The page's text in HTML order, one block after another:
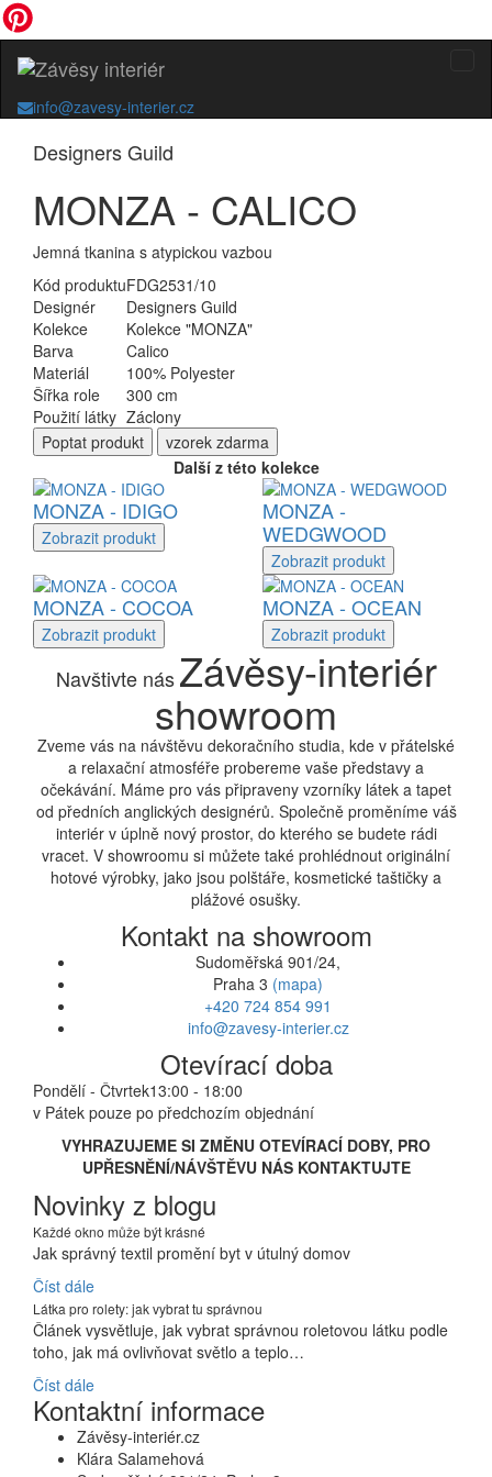
info@zavesy-interier.cz
Designers Guild
MONZA - CALICO
Jemná tkanina s atypickou vazbou
Kód produktuFDG2531/10
Designér
Designers Guild
Kolekce
Kolekce "MONZA"
Barva
Calico
Materiál
100% Polyester
Šířka role
300 cm
Použití látky Záclony
Poptat produkt
vzorek zdarma
Další z této kolekce
MONZA - IDIGO
Zobrazit produkt
MONZA -
WEDGWOOD
Zobrazit produkt
MONZA - COCOA
Zobrazit produkt
MONZA - OCEAN
Zobrazit produkt
Navštivte nás Závěsy-interiér
showroom
Zveme vás na návštěvu dekoračního studia, kde v přátelské
a relaxační atmosféře probereme vaše představy a
očekávání. Máme pro vás připraveny vzorníky látek a tapet
od předních anglických designérů. Společně proměníme váš
interiér v úplně nový prostor, do kterého se budete rádi
vracet. V showroomu si můžete také prohlédnout originální
hotové výrobky, jako jsou polštáře, kosmetické taštičky a
plážové osušky.
Kontakt na showroom
Sudoměřská 901/24,
Praha 3 (mapa)
+420 724 854 991
info@zavesy-interier.cz
Otevírací doba
Pondělí - Čtvrtek13:00 - 18:00
v Pátek pouze po předchozím objednání
VYHRAZUJEME SI ZMĚNU OTEVÍRACÍ DOBY, PRO
UPŘESNĚNÍ/NÁVŠTĚVU NÁS KONTAKTUJTE
Novinky z blogu
Každé okno může být krásné
Jak správný textil promění byt v útulný domov
Číst dále
Látka pro rolety: jak vybrat tu správnou
Článek vysvětluje, jak vybrat správnou roletovou látku podle
toho, jak má ovlivňovat světlo a teplo…
Číst dále
Kontaktní informace
Závěsy-interiér.cz
Klára Salamehová